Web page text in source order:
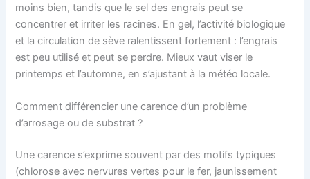
moins bien, tandis que le sel des engrais peut se
concentrer et irriter les racines. En gel, l’activité biologique
et la circulation de sève ralentissent fortement : l’engrais
est peu utilisé et peut se perdre. Mieux vaut viser le
printemps et l’automne, en s’ajustant à la météo locale.
Comment différencier une carence d’un problème
d’arrosage ou de substrat ?
Une carence s’exprime souvent par des motifs typiques
(chlorose avec nervures vertes pour le fer, jaunissement